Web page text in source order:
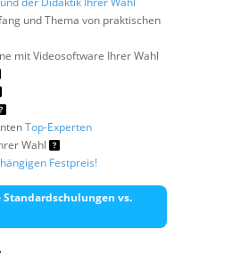
und Thema von praktischen
mit Videosoftware Ihrer Wahl
Top-Experten
Wahl
Festpreis!
vs.